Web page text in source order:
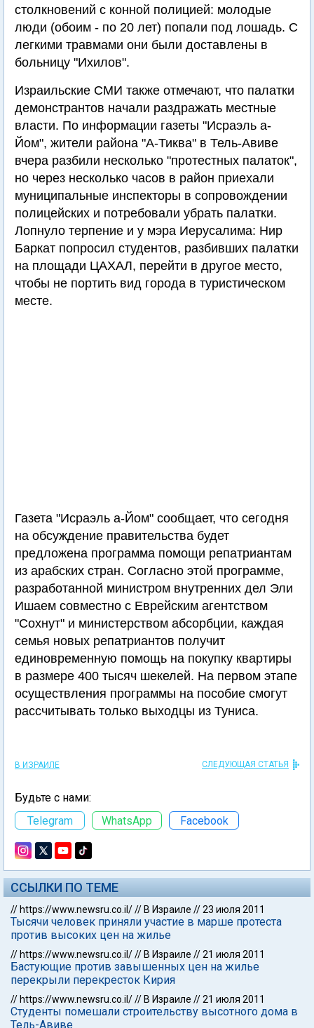
столкновений с конной полицией: молодые
люди (обоим - по 20 лет) попали под лошадь. С
легкими травмами они были доставлены в
больницу "Ихилов".
Израильские СМИ также отмечают, что палатки
демонстрантов начали раздражать местные
власти. По информации газеты "Исраэль а-
Йом", жители района "А-Тиква" в Тель-Авиве
вчера разбили несколько "протестных палаток",
но через несколько часов в район приехали
муниципальные инспекторы в сопровождении
полицейских и потребовали убрать палатки.
Лопнуло терпение и у мэра Иерусалима: Нир
Баркат попросил студентов, разбивших палатки
на площади ЦАХАЛ, перейти в другое место,
чтобы не портить вид города в туристическом
месте.
Газета "Исраэль а-Йом" сообщает, что сегодня
на обсуждение правительства будет
предложена программа помощи репатриантам
из арабских стран. Согласно этой программе,
разработанной министром внутренних дел Эли
Ишаем совместно с Еврейским агентством
"Сохнут" и министерством абсорбции, каждая
семья новых репатриантов получит
единовременную помощь на покупку квартиры
в размере 400 тысяч шекелей. На первом этапе
осуществления программы на пособие смогут
рассчитывать только выходцы из Туниса.
В ИЗРАИЛЕ СЛЕДУЮЩАЯ СТАТЬЯ
Будьте с нами:
Telegram
WhatsApp Facebook
ССЫЛКИ ПО ТЕМЕ
// https://www.newsru.co.il/// В Израиле //23 июля 2011
Тысячи человек приняли участие в марше протеста
против высоких цен на жилье
// https://www.newsru.co.il/// В Израиле //21 июля 2011
Бастующие против завышенных цен на жилье
перекрыли перекресток Кирия
// https://www.newsru.co.il/// В Израиле //21 июля 2011
Студенты помешали строительству высотного дома в
Тель-Авиве